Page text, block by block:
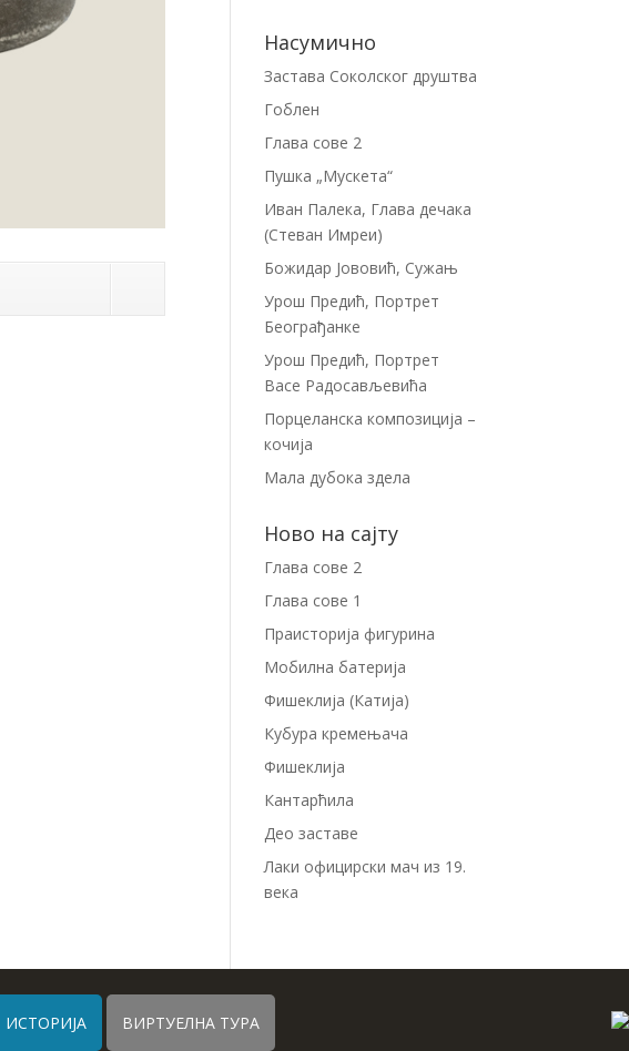
Насумично
Застава Соколског друштва
Гоблен
Глава сове 2
Пушка „Мускета“
Иван Палека, Глава дечака
(Стеван Имреи)
Божидар Јововић, Сужањ
Урош Предић, Портрет
Београђанке
Урош Предић, Портрет
Васе Радосављевића
Порцеланска композиција –
кочија
Мала дубока здела
Ново на сајту
Глава сове 2
Глава сове 1
Праисторија фигурина
Мобилна батерија
Фишеклија (Катија)
Кубура кремењача
Фишеклија
Кантарћила
Део заставе
Лаки официрски мач из 19.
века
ИСТОРИЈА ВИРТУЕЛНА ТУРА